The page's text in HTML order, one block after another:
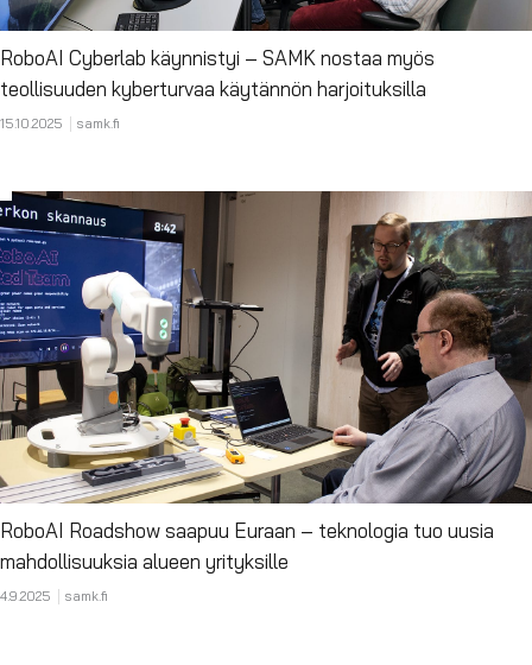
RoboAI Cyberlab käynnistyi – SAMK nostaa myös
teollisuuden kyberturvaa käytännön harjoituksilla
15.10.2025 samk.fi
RoboAI Roadshow saapuu Euraan – teknologia tuo uusia
mahdollisuuksia alueen yrityksille
4.9.2025 samk.fi